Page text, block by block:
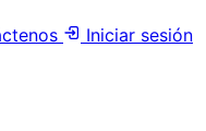
Iniciar sesión